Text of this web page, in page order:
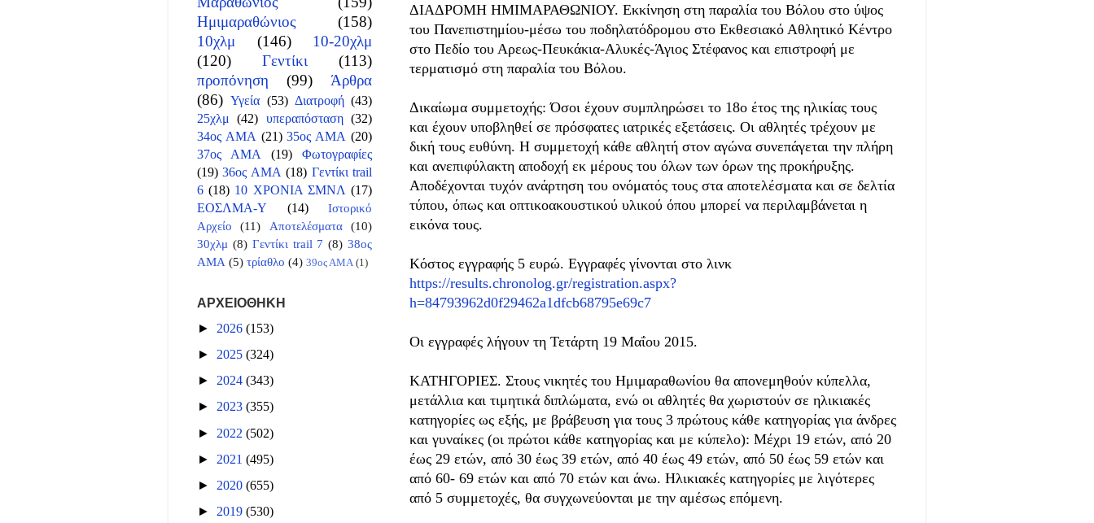
ΔΙΑΔΡΟΜΗ ΗΜΙΜΑΡΑΘΩΝΙΟΥ. Εκκίνηση στη παραλία του Βόλου στο ύψος
του Πανεπιστημίου-μέσω του ποδηλατόδρομου στο Εκθεσιακό Αθλητικό Κέντρο
στο Πεδίο του Αρεως-Πευκάκια-Αλυκές-Άγιος Στέφανος και επιστροφή με
τερματισμό στη παραλία του Βόλου.
Δικαίωμα συμμετοχής: Όσοι έχουν συμπληρώσει το 18ο έτος της ηλικίας τους
και έχουν υποβληθεί σε πρόσφατες ιατρικές εξετάσεις. Οι αθλητές τρέχουν με
δική τους ευθύνη. Η συμμετοχή κάθε αθλητή στον αγώνα συνεπάγεται την πλήρη
και ανεπιφύλακτη αποδοχή εκ μέρους του όλων των όρων της προκήρυξης.
Αποδέχονται τυχόν ανάρτηση του ονόματός τους στα αποτελέσματα και σε δελτία
τύπου, όπως και οπτικοακουστικού υλικού όπου μπορεί να περιλαμβάνεται η
εικόνα τους.
Κόστος εγγραφής 5 ευρώ. Εγγραφές γίνονται στο λινκ
https://results.chronolog.gr/registration.aspx?
h=84793962d0f29462a1dfcb68795e69c7
Οι εγγραφές λήγουν τη Τετάρτη 19 Μαΐου 2015.
ΚΑΤΗΓΟΡΙΕΣ. Στους νικητές του Ημιμαραθωνίου θα απονεμηθούν κύπελλα,
μετάλλια και τιμητικά διπλώματα, ενώ οι αθλητές θα χωριστούν σε ηλικιακές
κατηγορίες ως εξής, με βράβευση για τους 3 πρώτους κάθε κατηγορίας για άνδρες
και γυναίκες (οι πρώτοι κάθε κατηγορίας και με κύπελο): Μέχρι 19 ετών, από 20
έως 29 ετών, από 30 έως 39 ετών, από 40 έως 49 ετών, από 50 έως 59 ετών και
από 60- 69 ετών και από 70 ετών και άνω. Ηλικιακές κατηγορίες με λιγότερες
από 5 συμμετοχές, θα συγχωνεύονται με την αμέσως επόμενη.
Ημιμαραθώνιος
(158)
10χλμ
(146)
10-20χλμ
(120)
Γεντίκι
(113)
προπόνηση
(99)
Άρθρα
(86) Υγεία (53) Διατροφή (43)
25χλμ (42) υπεραπόσταση (32)
34ος ΑΜΑ (21) 35ος ΑΜΑ (20)
37ος ΑΜΑ
(19)
Φωτογραφίες
(19) 36ος ΑΜΑ (18) Γεντίκι trail
6 (18) 10 ΧΡΟΝΙΑ ΣΜΝΛ (17)
ΕΟΣΛΜΑ-Υ
(14)
Ιστορικό
Αρχείο
(11) Αποτελέσματα
(10)
30χλμ (8) Γεντίκι trail 7 (8) 38ος
ΑΜΑ (5) τρίαθλο (4) 39ος ΑΜΑ (1)
ΑΡΧΕΙΟΘΗΚΗ
► 2026 (153)
► 2025 (324)
► 2024 (343)
► 2023 (355)
► 2022 (502)
► 2021 (495)
► 2020 (655)
► 2019 (530)